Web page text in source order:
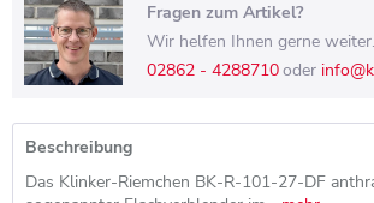
Fragen zum Artikel?
Wir helfen Ihnen gerne weiter.
02862 - 4288710oder
Beschreibung
Das Klinker-Riemchen BK-R-101-27-DF